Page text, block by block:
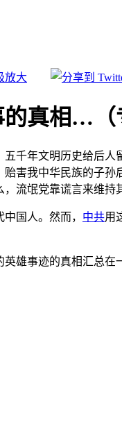
真相…（
五千年文明历史给后
害我中华民族的子
流氓党靠谎言来维持
国人。然而， 中共用
英雄事迹的真相汇总